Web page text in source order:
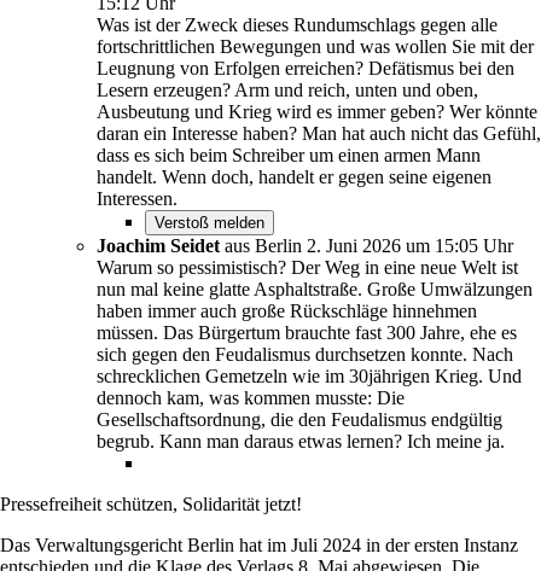
Was ist der Zweck dieses Rundumschlags gegen alle
fortschrittlichen Bewegungen und was wollen Sie mit der
Leugnung von Erfolgen erreichen? Defätismus bei den
Lesern erzeugen? Arm und reich, unten und oben,
Ausbeutung und Krieg wird es immer geben? Wer könnte
daran ein Interesse haben? Man hat auch nicht das Gefühl,
dass es sich beim Schreiber um einen armen Mann
handelt. Wenn doch, handelt er gegen seine eigenen
Interessen.
Joachim Seidet aus Berlin 2. Juni 2026 um 15:05 Uhr
Warum so pessimistisch? Der Weg in eine neue Welt ist
nun mal keine glatte Asphaltstraße. Große Umwälzungen
haben immer auch große Rückschläge hinnehmen
müssen. Das Bürgertum brauchte fast 300 Jahre, ehe es
sich gegen den Feudalismus durchsetzen konnte. Nach
schrecklichen Gemetzeln wie im 30jährigen Krieg. Und
dennoch kam, was kommen musste: Die
Gesellschaftsordnung, die den Feudalismus endgültig
begrub. Kann man daraus etwas lernen? Ich meine ja.
Pressefreiheit schützen, Solidarität jetzt!
Das Verwaltungsgericht Berlin hat im Juli 2024 in der ersten Instanz
entschieden und die Klage des Verlags 8. Mai abgewiesen. Die